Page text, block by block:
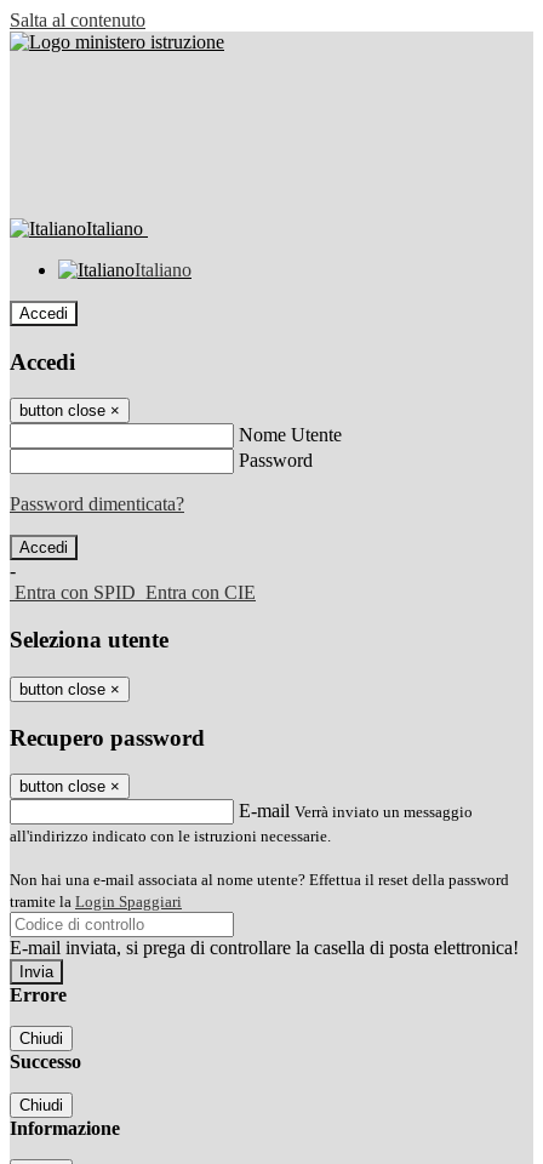
Salta al contenuto
Italiano
Italiano
Accedi
Accedi
button close ×
Nome Utente
Password
Password dimenticata?
-
Entra con SPID Entra con CIE
Seleziona utente
button close ×
Recupero password
button close ×
E-mail Verrà inviato un messaggio
all'indirizzo indicato con le istruzioni necessarie.
Non hai una e-mail associata al nome utente? Effettua il reset della password
tramite la Login Spaggiari
E-mail inviata, si prega di controllare la casella di posta elettronica!
Errore
Chiudi
Successo
Chiudi
Informazione